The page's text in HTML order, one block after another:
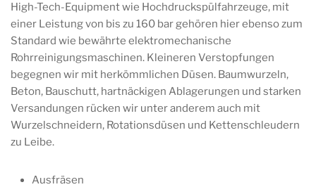
High-Tech-Equipment wie Hochdruckspülfahrzeuge, mit
einer Leistung von bis zu 160 bar gehören hier ebenso zum
Standard wie bewährte elektromechanische
Rohrreinigungsmaschinen. Kleineren Verstopfungen
begegnen wir mit herkömmlichen Düsen. Baumwurzeln,
Beton, Bauschutt, hartnäckigen Ablagerungen und starken
Versandungen rücken wir unter anderem auch mit
Wurzelschneidern, Rotationsdüsen und Kettenschleudern
zu Leibe.
Ausfräsen